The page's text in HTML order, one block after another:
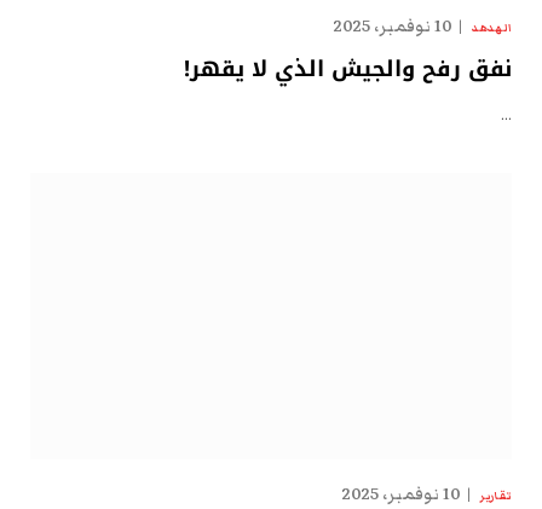
الهدهد 10 نوفمبر، 2025
نفق رفح والجيش الذي لا يقهر!
…
تقارير 10 نوفمبر، 2025